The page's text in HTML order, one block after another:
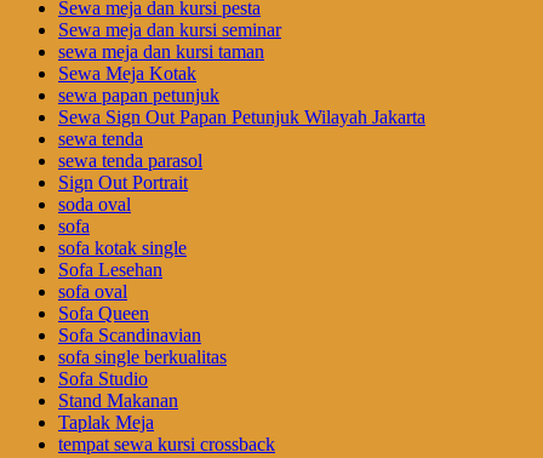
Sewa meja dan kursi pesta
Sewa meja dan kursi seminar
sewa meja dan kursi taman
Sewa Meja Kotak
sewa papan petunjuk
Sewa Sign Out Papan Petunjuk Wilayah Jakarta
sewa tenda
sewa tenda parasol
Sign Out Portrait
soda oval
sofa
sofa kotak single
Sofa Lesehan
sofa oval
Sofa Queen
Sofa Scandinavian
sofa single berkualitas
Sofa Studio
Stand Makanan
Taplak Meja
tempat sewa kursi crossback